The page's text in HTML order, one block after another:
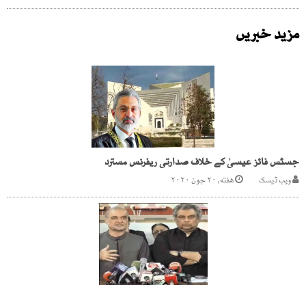
مزید خبریں
جسٹس فائز عیسیٰ کے خلاف صدارتی ریفرنس مسترد
ویب ڈیسک هفته, ۲۰ جون ۲۰۲۰